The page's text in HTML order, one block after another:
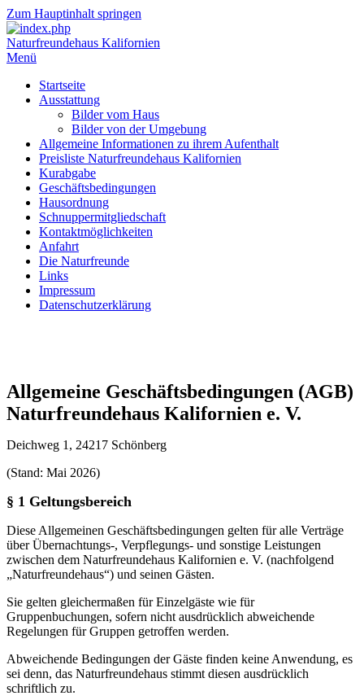
Zum Hauptinhalt springen
Naturfreundehaus Kalifornien
Menü
Startseite
Ausstattung
Bilder vom Haus
Bilder von der Umgebung
Allgemeine Informationen zu ihrem Aufenthalt
Preisliste Naturfreundehaus Kalifornien
Kurabgabe
Geschäftsbedingungen
Hausordnung
Schnuppermitgliedschaft
Kontaktmöglichkeiten
Anfahrt
Die Naturfreunde
Links
Impressum
Datenschutzerklärung
Allgemeine Geschäftsbedingungen (AGB)
Naturfreundehaus Kalifornien e. V.
Deichweg 1, 24217 Schönberg
(Stand: Mai 2026)
§ 1 Geltungsbereich
Diese Allgemeinen Geschäftsbedingungen gelten für alle Verträge
über Übernachtungs-, Verpflegungs- und sonstige Leistungen
zwischen dem Naturfreundehaus Kalifornien e. V. (nachfolgend
„Naturfreundehaus“) und seinen Gästen.
Sie gelten gleichermaßen für Einzelgäste wie für
Gruppenbuchungen, sofern nicht ausdrücklich abweichende
Regelungen für Gruppen getroffen werden.
Abweichende Bedingungen der Gäste finden keine Anwendung, es
sei denn, das Naturfreundehaus stimmt diesen ausdrücklich
schriftlich zu.